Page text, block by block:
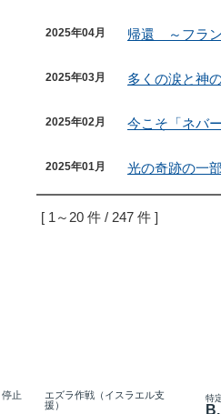
2025年04月 帰還 ～フラ
2025年03月 多くの涙と神
2025年02月 今こそ「ネバ
2025年01月 光の奇跡の一
[ 1～20 件 / 247 件 ]
止
エズラ作戦（イスラエル支
援）
特